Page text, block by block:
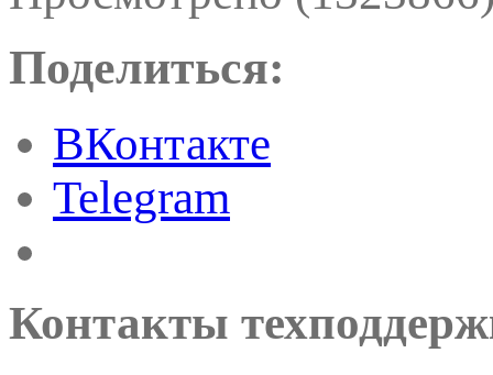
Поделиться:
ВКонтакте
Telegram
Контакты